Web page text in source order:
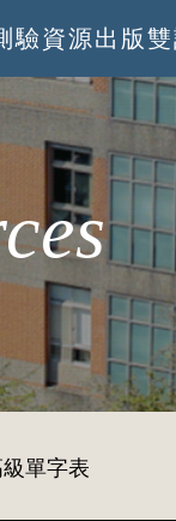
驗資源出版
單字表